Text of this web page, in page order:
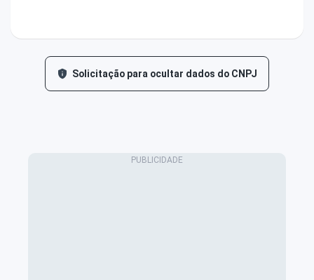
Solicitação para ocultar dados do CNPJ